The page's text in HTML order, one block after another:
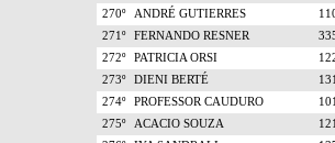
270º
ANDRÉ GUTIERRES
271º
FERNANDO RESNER
272º
PATRICIA ORSI
273º
DIENI BERTÉ
274º
PROFESSOR CAUDURO
275º
ACACIO SOUZA